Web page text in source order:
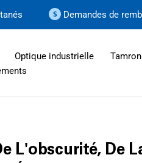
Demandes de
Optique industrielle
L'obscurité, De